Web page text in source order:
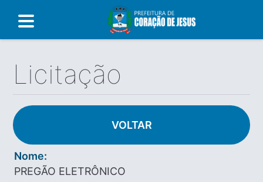
Licitação
VOLTAR
Nome:
PREGÃO ELETRÔNICO